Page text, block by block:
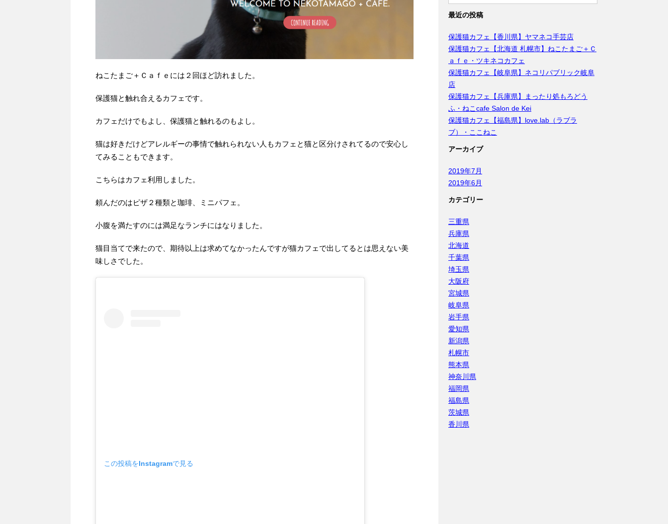
ねこたまご＋Ｃａｆｅには２回ほど訪れました。
保護猫と触れ合えるカフェです。
カフェだけでもよし、保護猫と触れるのもよし。
猫は好きだけどアレルギーの事情で触れられない人もカフェと猫と区分けされてるので安心し
てみることもできます。
こちらはカフェ利用しました。
頼んだのはピザ２種類と珈琲、ミニパフェ。
小腹を満たすのには満足なランチにはなりました。
猫目当てで来たので、期待以上は求めてなかったんですが猫カフェで出してるとは思えない美
味しさでした。
この投稿をInstagramで見る
最近の投稿
保護猫カフェ【香川県】ヤマネコ手芸店
保護猫カフェ【北海道 札幌市】ねこたまご＋Ｃ
ａｆｅ・ツキネコカフェ
保護猫カフェ【岐阜県】ネコリパブリック岐阜
店
保護猫カフェ【兵庫県】まったり処もろどう
ふ・ねこcafe Salon de Kei
保護猫カフェ【福島県】love.lab（ラブラ
ブ）・ここねこ
アーカイブ
2019年7月
2019年6月
カテゴリー
三重県
兵庫県
北海道
千葉県
埼玉県
大阪府
宮城県
岐阜県
岩手県
愛知県
新潟県
札幌市
熊本県
神奈川県
福岡県
福島県
茨城県
香川県